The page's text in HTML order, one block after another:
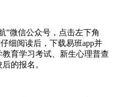
”微信公众号，点击左下角
细阅读后，下载易班app并
育学习考试、新生心理普查
的报名。